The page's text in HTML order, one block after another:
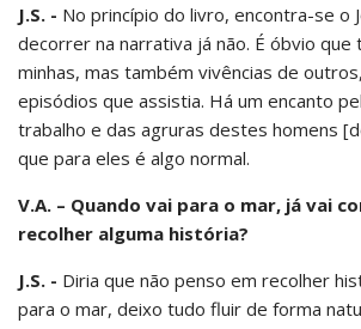
J.S. - No princípio do livro, encontra-se o
decorrer na narrativa já não. É óbvio que
minhas, mas também vivências de
episódios que assistia. Há um encanto
trabalho e das agruras destes homens
que para eles é algo normal.
V.A. – Quando vai para o mar, já vai
recolher alguma história?
J.S. - Diria que não penso em recolher
para o mar, deixo tudo fluir de forma